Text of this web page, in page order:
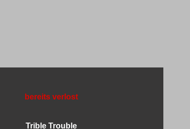
bereits verlost
Trible Trouble